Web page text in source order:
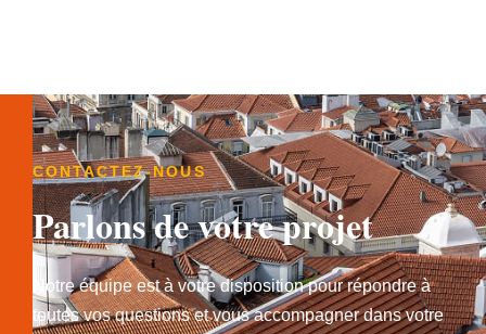
CONTACTEZ-NOUS
Parlons de votre projet
Notre équipe est à votre disposition pour répondre à
toutes vos questions et vous accompagner dans votre